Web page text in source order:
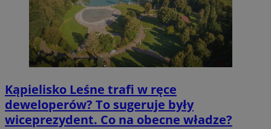
Kąpielisko Leśne trafi w ręce
deweloperów? To sugeruje były
wiceprezydent. Co na obecne władze?